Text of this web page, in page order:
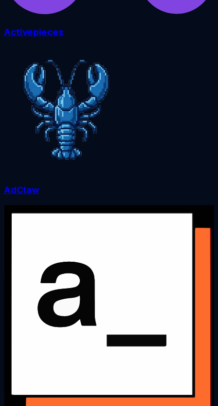
Activepieces
AdClaw